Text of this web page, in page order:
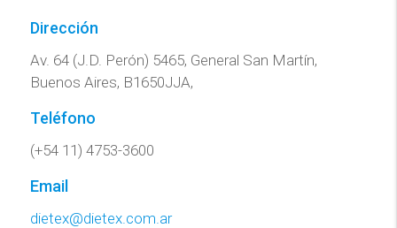
Dirección
Av. 64 (J.D. Perón) 5465, General San Martín,
Buenos Aires, B1650JJA,
Teléfono
(+54 11) 4753-3600
Email
dietex@dietex.com.ar